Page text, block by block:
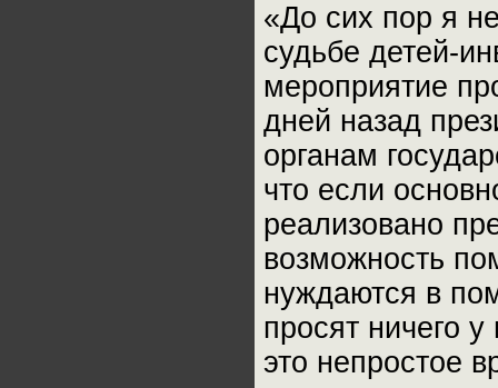
«До сих пор я
судьбе детей-
мероприятие
дней назад
органам
что если
реализовано
возможность
нуждаются в
просят ничего
это непростое